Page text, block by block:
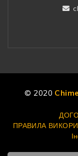
© 2020
ПРАВИЛА